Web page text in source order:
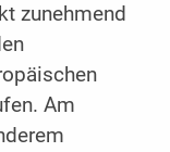
zunehmend
Am